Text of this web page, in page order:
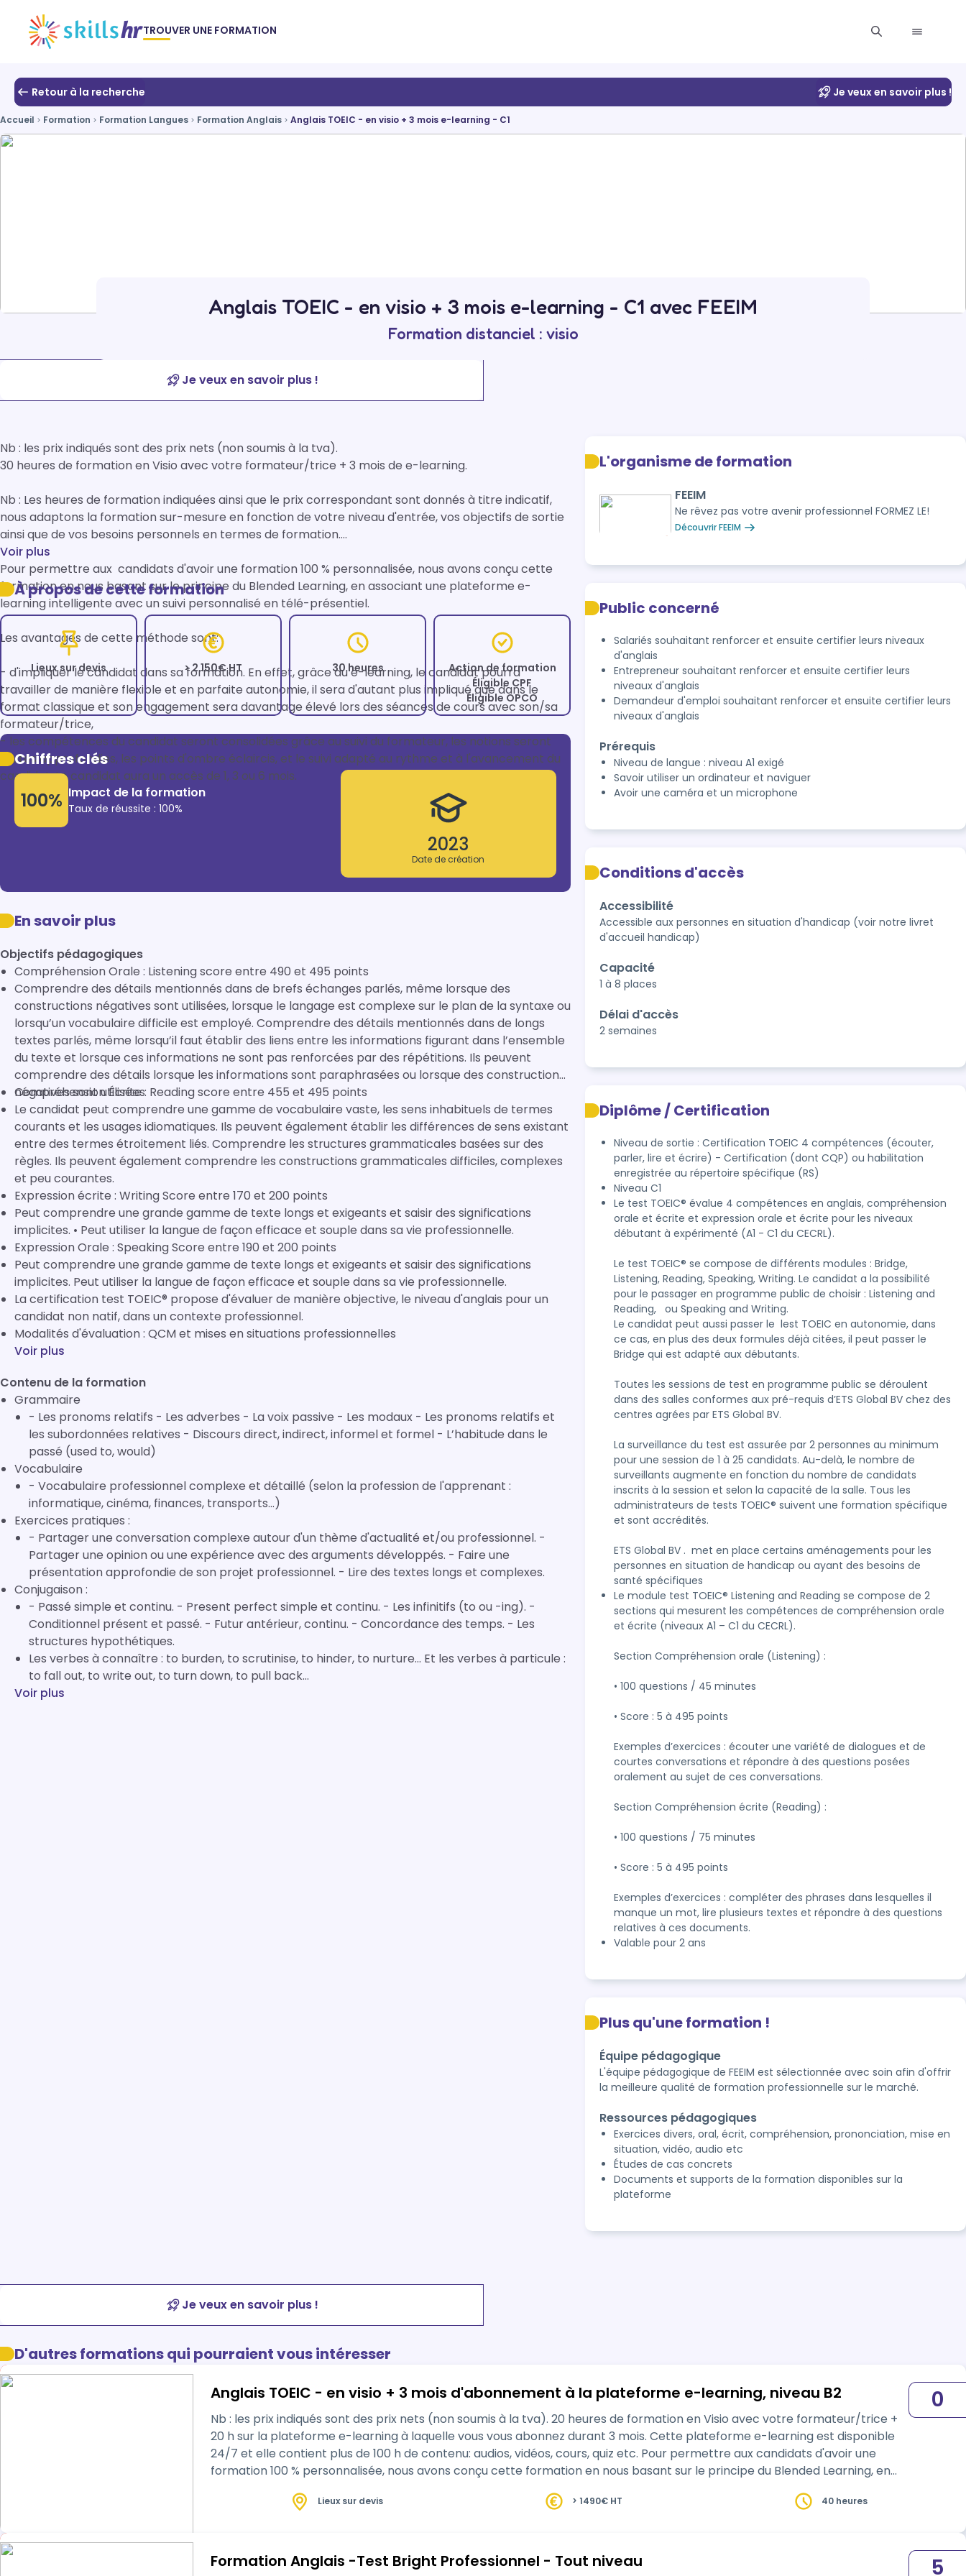
TROUVER UNE FORMATION
Retour à la recherche Je veux en savoir plus !
Accueil Formation Formation Langues Formation Anglais Anglais TOEIC - en visio + 3 mois e-learning - C1
Anglais TOEIC - en visio + 3 mois e-learning - C1 avec FEEIM
Formation distanciel : visio
Je veux en savoir plus !
Nb : les prix indiqués sont des prix nets (non soumis à la tva).
30 heures de formation en Visio avec votre formateur/trice + 3 mois de e-learning.
Nb : Les heures de formation indiquées ainsi que le prix correspondant sont donnés à titre indicatif,
nous adaptons la formation sur-mesure en fonction de votre niveau d'entrée, vos objectifs de sortie
ainsi que de vos besoins personnels en termes de formation.
Pour permettre aux  candidats d'avoir une formation 100 % personnalisée, nous avons conçu cette
formation en nous basant sur le principe du Blended Learning, en associant une plateforme e-
learning intelligente avec un suivi personnalisé en télé-présentiel.
Les avantages de cette méthode sont:
- d'impliquer le candidat dans sa formation. En effet, grâce au e-learning, le candidat pourra
travailler de manière flexible et en parfaite autonomie, il sera d'autant plus impliqué que dans le
format classique et son engagement sera davantage élevé lors des séances de cours avec son/sa
formateur/trice,
- les compétences du candidat seront consolidées grâce au suivi du formateur, les notions seront
toutes approfondies, les points d'ombre éclaircis, et le suivi adapté au rythme et à l'avancement du
Voir plus
À propos de cette formation
Lieux sur devis > 2 150€ HT 30 heures
Action de formation
Éligible CPF
Éligible OPCO
Chiffres clés
100% Impact de la formation
Taux de réussite : 100%
2023
Date de création
En savoir plus
Objectifs pédagogiques
Compréhension Orale : Listening score entre 490 et 495 points
Comprendre des détails mentionnés dans de brefs échanges parlés, même lorsque des
constructions négatives sont utilisées, lorsque le langage est complexe sur le plan de la syntaxe ou
lorsqu’un vocabulaire difficile est employé. Comprendre des détails mentionnés dans de longs
textes parlés, même lorsqu’il faut établir des liens entre les informations figurant dans l’ensemble
du texte et lorsque ces informations ne sont pas renforcées par des répétitions. Ils peuvent
comprendre des détails lorsque les informations sont paraphrasées ou lorsque des constructions
négatives sont utilisées
Compréhension Écrite : Reading score entre 455 et 495 points
Le candidat peut comprendre une gamme de vocabulaire vaste, les sens inhabituels de termes
courants et les usages idiomatiques. Ils peuvent également établir les différences de sens existant
entre des termes étroitement liés. Comprendre les structures grammaticales basées sur des
règles. Ils peuvent également comprendre les constructions grammaticales difficiles, complexes
et peu courantes.
Expression écrite : Writing Score entre 170 et 200 points
Peut comprendre une grande gamme de texte longs et exigeants et saisir des significations
implicites. • Peut utiliser la langue de façon efficace et souple dans sa vie professionnelle.
Expression Orale : Speaking Score entre 190 et 200 points
Peut comprendre une grande gamme de texte longs et exigeants et saisir des significations
implicites. Peut utiliser la langue de façon efficace et souple dans sa vie professionnelle.
La certification test TOEIC® propose d'évaluer de manière objective, le niveau d'anglais pour un
candidat non natif, dans un contexte professionnel.
Modalités d'évaluation : QCM et mises en situations professionnelles
Voir plus
Contenu de la formation
Grammaire
- Les pronoms relatifs - Les adverbes - La voix passive - Les modaux - Les pronoms relatifs et
les subordonnées relatives - Discours direct, indirect, informel et formel - L’habitude dans le
passé (used to, would)
Vocabulaire
- Vocabulaire professionnel complexe et détaillé (selon la profession de l'apprenant :
informatique, cinéma, finances, transports...)
Exercices pratiques :
- Partager une conversation complexe autour d'un thème d'actualité et/ou professionnel. -
Partager une opinion ou une expérience avec des arguments développés. - Faire une
présentation approfondie de son projet professionnel. - Lire des textes longs et complexes.
Conjugaison :
- Passé simple et continu. - Present perfect simple et continu. - Les infinitifs (to ou -ing). -
Conditionnel présent et passé. - Futur antérieur, continu. - Concordance des temps. - Les
structures hypothétiques.
Les verbes à connaître : to burden, to scrutinise, to hinder, to nurture... Et les verbes à particule :
to fall out, to write out, to turn down, to pull back...
Voir plus
L'organisme de formation
FEEIM
Ne rêvez pas votre avenir professionnel FORMEZ LE!
Découvrir FEEIM
Public concerné
Salariés souhaitant renforcer et ensuite certifier leurs niveaux
d'anglais
Entrepreneur souhaitant renforcer et ensuite certifier leurs
niveaux d'anglais
Demandeur d'emploi souhaitant renforcer et ensuite certifier leurs
niveaux d'anglais
Prérequis
Niveau de langue : niveau A1 exigé
Savoir utiliser un ordinateur et naviguer
Avoir une caméra et un microphone
Conditions d'accès
Accessibilité
Accessible aux personnes en situation d'handicap (voir notre livret
d'accueil handicap)
Capacité
1 à 8 places
Délai d'accès
2 semaines
Diplôme / Certification
Niveau de sortie : Certification TOEIC 4 compétences (écouter,
parler, lire et écrire) - Certification (dont CQP) ou habilitation
enregistrée au répertoire spécifique (RS)
Niveau C1
Le test TOEIC® évalue 4 compétences en anglais, compréhension
orale et écrite et expression orale et écrite pour les niveaux
débutant à expérimenté (A1 - C1 du CECRL).
Le test TOEIC® se compose de différents modules : Bridge,
Listening, Reading, Speaking, Writing. Le candidat a la possibilité
pour le passager en programme public de choisir : Listening and
Reading,   ou Speaking and Writing.
Le candidat peut aussi passer le  lest TOEIC en autonomie, dans
ce cas, en plus des deux formules déjà citées, il peut passer le
Bridge qui est adapté aux débutants.
Toutes les sessions de test en programme public se déroulent
dans des salles conformes aux pré-requis d’ETS Global BV chez des
centres agrées par ETS Global BV.
La surveillance du test est assurée par 2 personnes au minimum
pour une session de 1 à 25 candidats. Au-delà, le nombre de
surveillants augmente en fonction du nombre de candidats
inscrits à la session et selon la capacité de la salle. Tous les
administrateurs de tests TOEIC® suivent une formation spécifique
et sont accrédités.
ETS Global BV .  met en place certains aménagements pour les
personnes en situation de handicap ou ayant des besoins de
santé spécifiques
Le module test TOEIC® Listening and Reading se compose de 2
sections qui mesurent les compétences de compréhension orale
et écrite (niveaux A1 – C1 du CECRL).
Section Compréhension orale (Listening) :
• 100 questions / 45 minutes
• Score : 5 à 495 points
Exemples d’exercices : écouter une variété de dialogues et de
courtes conversations et répondre à des questions posées
oralement au sujet de ces conversations.
Section Compréhension écrite (Reading) :
• 100 questions / 75 minutes
• Score : 5 à 495 points
Exemples d’exercices : compléter des phrases dans lesquelles il
manque un mot, lire plusieurs textes et répondre à des questions
relatives à ces documents.
Valable pour 2 ans
Plus qu'une formation !
Équipe pédagogique
L'équipe pédagogique de FEEIM est sélectionnée avec soin afin d'offrir
la meilleure qualité de formation professionnelle sur le marché.
Ressources pédagogiques
Exercices divers, oral, écrit, compréhension, prononciation, mise en
situation, vidéo, audio etc
Études de cas concrets
Documents et supports de la formation disponibles sur la
plateforme
Je veux en savoir plus !
D'autres formations qui pourraient vous intéresser
Anglais TOEIC - en visio + 3 mois d'abonnement à la plateforme e-learning, niveau B2
Nb : les prix indiqués sont des prix nets (non soumis à la tva). 20 heures de formation en Visio avec votre formateur/trice +
20 h sur la plateforme e-learning à laquelle vous vous abonnez durant 3 mois. Cette plateforme e-learning est disponible
24/7 et elle contient plus de 100 h de contenu: audios, vidéos, cours, quiz etc. Pour permettre aux candidats d'avoir une
formation 100 % personnalisée, nous avons conçu cette formation en nous basant sur le principe du Blended Learning, en
0
Lieux sur devis > 1490€ HT 40 heures
Formation Anglais -Test Bright Professionnel - Tout niveau 5